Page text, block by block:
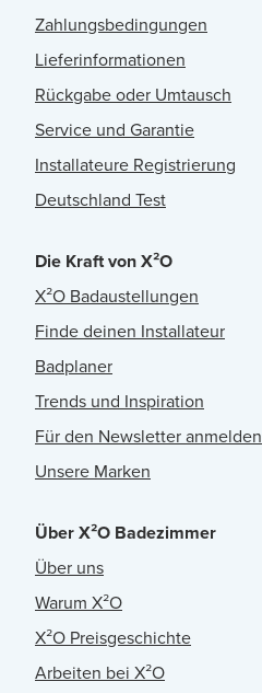
Zahlungsbedingungen
Lieferinformationen
Rückgabe oder Umtausch
Service und Garantie
Installateure Registrierung
Deutschland Test
Die Kraft von X²O
X²O Badaustellungen
Finde deinen Installateur
Badplaner
Trends und Inspiration
Für den Newsletter anmelden
Unsere Marken
Über X²O Badezimmer
Über uns
Warum X²O
X²O Preisgeschichte
Arbeiten bei X²O